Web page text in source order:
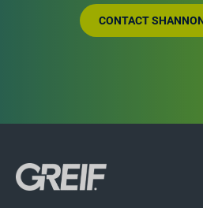
CONTACT